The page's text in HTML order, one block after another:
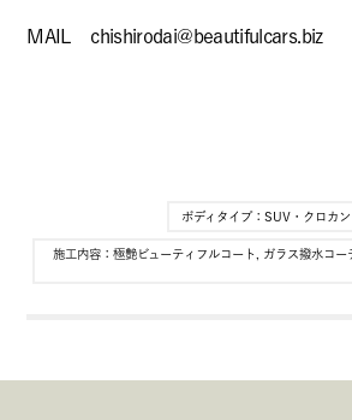
MAIL chishirodai@beautifulcars.biz
ボディタイプ： SUV・クロカン
施工内容： 極艶ビューティフルコート ガラス撥水コー